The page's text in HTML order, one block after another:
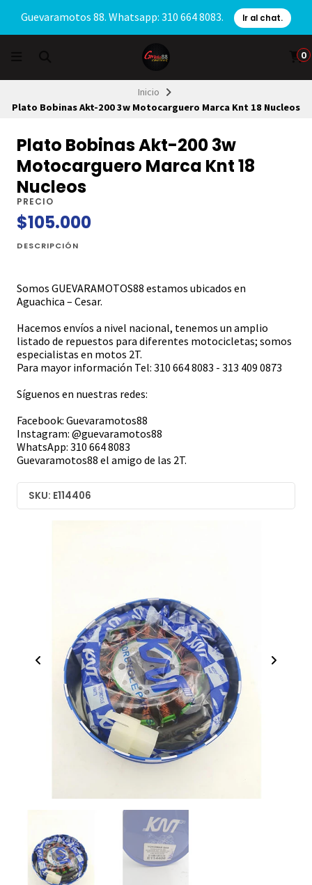
Guevaramotos 88. Whatsapp: 310 664 8083. Ir al chat.
0
Inicio
Plato Bobinas Akt-200 3w Motocarguero Marca Knt 18 Nucleos
Plato Bobinas Akt-200 3w
Motocarguero Marca Knt 18
Nucleos
PRECIO
$105.000
DESCRIPCIÓN
Somos GUEVARAMOTOS88 estamos ubicados en
Aguachica – Cesar.
Hacemos envíos a nivel nacional, tenemos un amplio
listado de repuestos para diferentes motocicletas; somos
especialistas en motos 2T.
Para mayor información Tel: 310 664 8083 - 313 409 0873
Síguenos en nuestras redes:
Facebook: Guevaramotos88
Instagram: @guevaramotos88
WhatsApp: 310 664 8083
Guevaramotos88 el amigo de las 2T.
SKU: E114406